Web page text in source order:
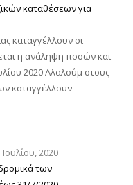
καταθέσεων για
καταγγέλλουν οι
η ανάληψη ποσών και
2020 Αλαλούμ στους
καταγγέλλουν
Ιουλίου, 2020
των